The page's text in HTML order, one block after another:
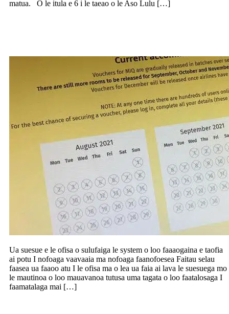
matua. O le itula e 6 i le taeao o le Aso Lulu […]
Ua suesue e le ofisa o sulufaiga le system o loo faaaogaina e taofia
ai potu I nofoaga vaavaaia ma nofoaga faanofoesea Faitau selau
faasea ua faaoo atu I le ofisa ma o lea ua faia ai lava le suesuega mo
le mautinoa o loo mauavanoa tutusa uma tagata o loo faatalosaga I
faamatalaga mai […]